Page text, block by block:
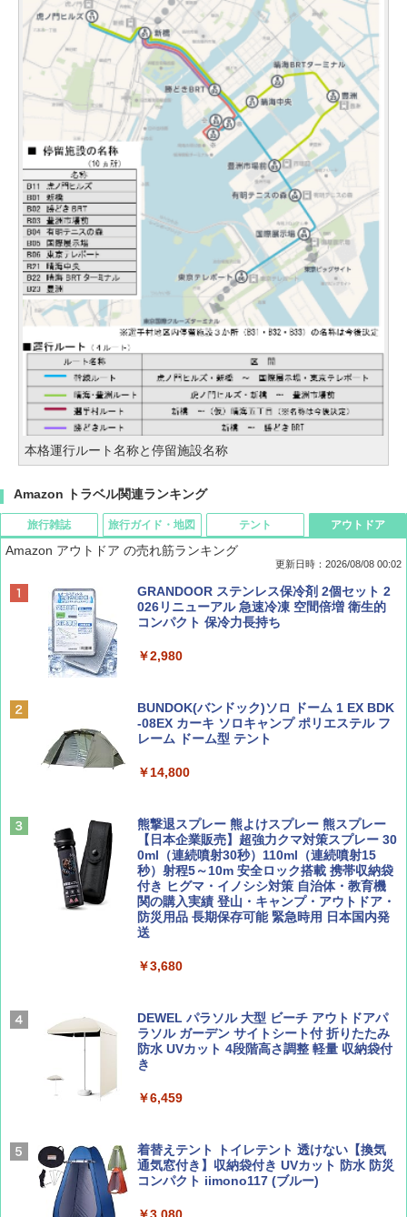
本格運行ルート名称と停留施設名称
Amazon トラベル関連ランキング
旅行雑誌
BE-PAL(ビ-パル) 2026年 9 月号【特別付録:
SOTO ミニマル"旅"財布 ランダム2種】
ディズニーファン ２０２６年 ９月号 [雑
誌] (ＤＩＳＮＥＹ ＦＡＮ)
山と溪谷 2026年8月号「南アルプス大全」
￥1,540
Coyote No.89 特集 星野道夫 夢見る旅
￥1,540
AIRLINE（エアライン）2026年9月号【特
集】ボーイング110周年を祝して！
￥1,760
旅行ガイド・地図
D40 地球の歩き方 チェンマイ タイ北部の魅
力的な町 2026～2027 地球の歩き方D アジア
地球の歩き方 スター・ウォーズ
￥2,695
僕が見た未来【完全版】
￥0
A26 地球の歩き方 チェコ ポーランド スロヴ
パ
A09 地球の歩き方 イタリア 2026～2027 地
球の歩き方A ヨーロッパ
￥2,479
テント
[キャンパーズコレクション 山善] ポップアッ
プテント 傘みたいに広げて畳める パッとサ
ッとサンシェード キューブ フルクローズ メ
&ハイキング カーキ PATC-150(KH)
PYKES PEAK (パイクスピーク) 着替えテン
人用 折りたたみ 防災グッズ 災害用トイレ ビ
￥4,980
ENDLESS BASE 《めざましテレビで紹介》
テント ワンタッチ RENEW 幅200 2-3人用 43
500002(88859)
広げるだけ パッとサッとテント ブラックコ
ーティング フルクローズ メッシュ 3-4人用
簡単設置 ポップアップテント エクルベージ
ュ(BC仕様) PATC-150B(EB)
￥9,990
[キャンパーズコレクション 山善] 傘みたいに
広げるだけ パッとサッとテント キューブワ
イド ブラックコーティング フルクローズ メ
ATCW-150B エクルベージュ
アウトドア
Amazon アウトドア の売れ筋ランキング
更新日時：2026/08/08 00:02
GRANDOOR ステンレス保冷剤 2個セット 2
026リニューアル 急速冷凍 空間倍増 衛生的
コンパクト 保冷力長持ち
￥2,980
BUNDOK(バンドック)ソロ ドーム 1 EX BDK
-08EX カーキ ソロキャンプ ポリエステル フ
レーム ドーム型 テント
￥14,800
熊撃退スプレー 熊よけスプレー 熊スプレー
【日本企業販売】超強力クマ対策スプレー 30
0ml（連続噴射30秒）110ml（連続噴射15
秒）射程5～10m 安全ロック搭載 携帯収納袋
付き ヒグマ・イノシシ対策 自治体・教育機
関の購入実績 登山・キャンプ・アウトドア・
防災用品 長期保存可能 緊急時用 日本国内発
送
￥3,680
DEWEL パラソル 大型 ビーチ アウトドアパ
ラソル ガーデン サイトシート付 折りたたみ
防水 UVカット 4段階高さ調整 軽量 収納袋付
き
￥6,459
着替えテント トイレテント 透けない【換気
通気窓付き】収納袋付き UVカット 防水 防災
コンパクト iimono117 (ブルー)